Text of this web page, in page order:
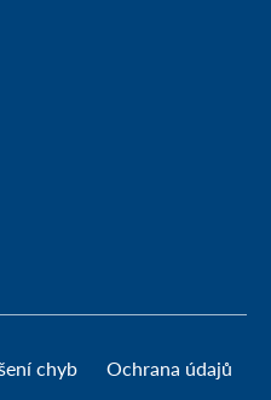
chyb Ochrana údajů